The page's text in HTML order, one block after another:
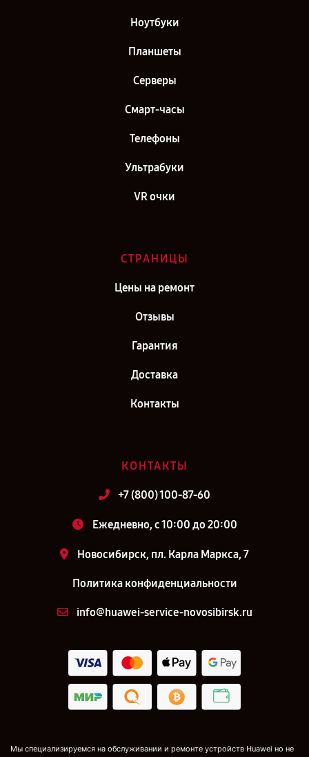
Ноутбуки
Планшеты
Серверы
Смарт-часы
Телефоны
Ультрабуки
VR очки
СТРАНИЦЫ
Цены на ремонт
Отзывы
Гарантия
Доставка
Контакты
КОНТАКТЫ
+7 (800) 100-87-60
Ежедневно, с 10:00 до 20:00
Новосибирск, пл. Карла Маркса, 7
Политика конфиденциальности
info@huawei-service-novosibirsk.ru
Мы специализируемся на обслуживании и ремонте устройств Huawei но не